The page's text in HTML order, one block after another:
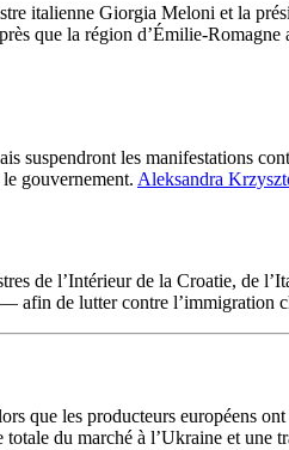
italienne Giorgia Meloni et la
que la région d’Émilie-Romagne
suspendront les manifestations
gouvernement. Aleksandra
de l’Intérieur de la Croatie, de
afin de lutter contre l’immigration
que les producteurs européens
du marché à l’Ukraine et une